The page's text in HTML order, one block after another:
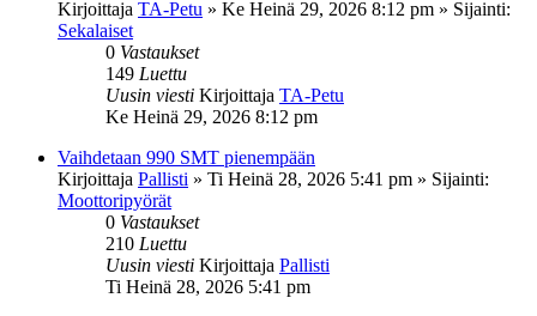
Kirjoittaja TA-Petu » Ke Heinä 29, 2026 8:12 pm » Sijainti:
Sekalaiset
0 Vastaukset
149 Luettu
Uusin viesti Kirjoittaja TA-Petu
Ke Heinä 29, 2026 8:12 pm
Vaihdetaan 990 SMT pienempään
Kirjoittaja Pallisti » Ti Heinä 28, 2026 5:41 pm » Sijainti:
Moottoripyörät
0 Vastaukset
210 Luettu
Uusin viesti Kirjoittaja Pallisti
Ti Heinä 28, 2026 5:41 pm